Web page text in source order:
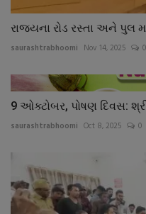
રાજ્યના રોડ રસ્તા અને પુલ
saurashtrabhoomi Nov 14, 2025 0
9 ઓક્ટોબર, પોષણ દિવસ:
saurashtrabhoomi Oct 8, 2025 0